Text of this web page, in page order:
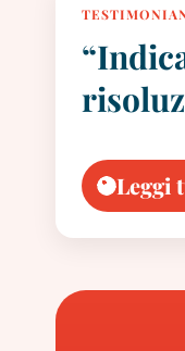
Leggi